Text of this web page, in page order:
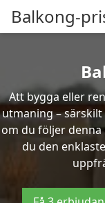
Balkong-
Att bygga eller
utmaning –
om du följer
du den